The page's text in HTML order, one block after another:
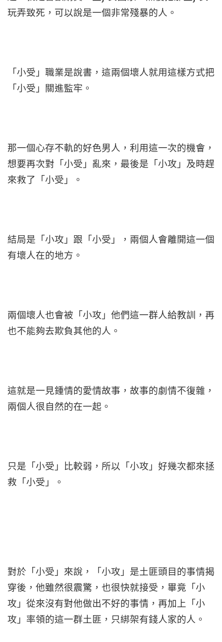
玩弄致死，可以說是一個非常殘暴的人。
「小受」職業是說書，這兩個壞人就用這樣方式把
「小受」關進監牢。
那一個心存不軌的好色男人，利用這一次的機會，
想要再次對「小受」亂來，最後是「小攻」及時趕
來救了「小受」。
結局是「小攻」跟「小受」，兩個人會離開這一個
有壞人在的地方。
兩個壞人也會被「小攻」他們這一群人給教訓，再
也不能夠去欺負其他的人。
這就是一見鍾情的愛情故事，故事的劇情不復雜，
兩個人很自然的在一起。
只是「小受」比較弱，所以「小攻」好幾次都來拯
救「小受」。
對於「小受」來說，「小攻」是土匪頭目的事情揭
穿後，他雖然很震驚，也很快就接受，畢竟「小
攻」從來沒有對他做出不好的事情，再加上「小
攻」率領的這一群土匪，只綁架有錢人家的人。